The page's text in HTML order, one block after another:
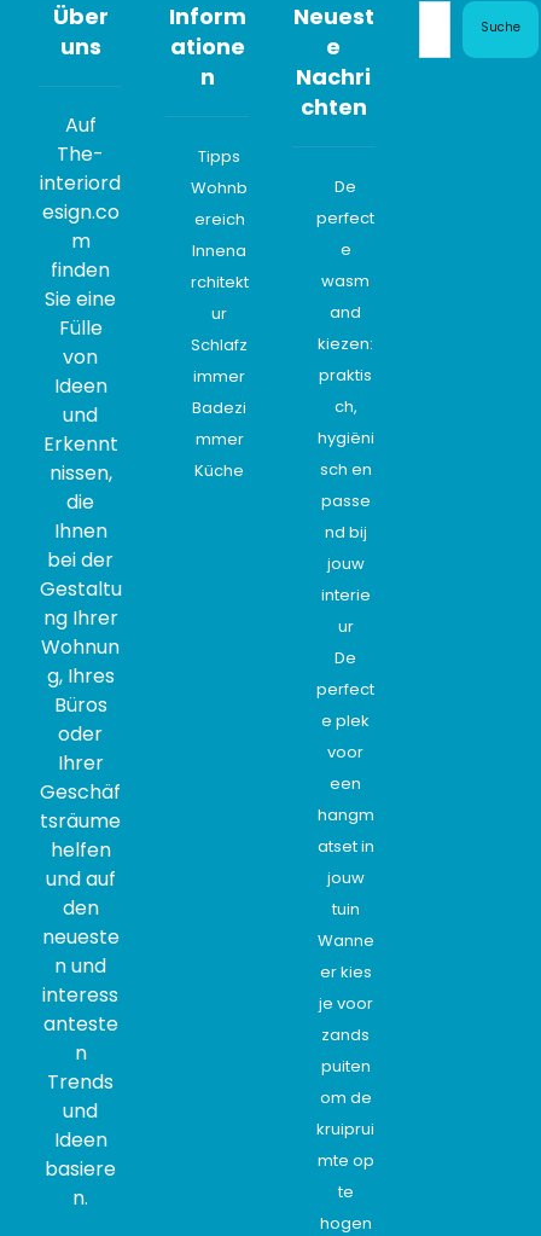
Über
uns
Auf
The-
interiord
esign.co
m
finden
Sie eine
Fülle
von
Ideen
und
Erkennt
nissen,
die
Ihnen
bei der
Gestaltu
ng Ihrer
Wohnun
g, Ihres
Büros
oder
Ihrer
Geschäf
tsräume
helfen
und auf
den
neueste
n und
interess
anteste
n
Trends
und
Ideen
basiere
n.
Inform
atione
n
Tipps
Wohnb
ereich
Innena
rchitekt
ur
Schlafz
immer
Badezi
mmer
Küche
Neuest
e
Nachri
chten
De
perfect
e
wasm
and
kiezen:
praktis
ch,
hygiëni
sch en
passe
nd bij
jouw
interie
ur
De
perfect
e plek
voor
een
hangm
atset in
jouw
tuin
Wanne
er kies
je voor
zands
puiten
om de
kruiprui
mte op
te
hogen
Suche